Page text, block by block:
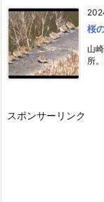
桜
山
所
スポンサーリンク